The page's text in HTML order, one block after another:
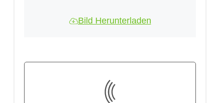
Bild Herunterladen